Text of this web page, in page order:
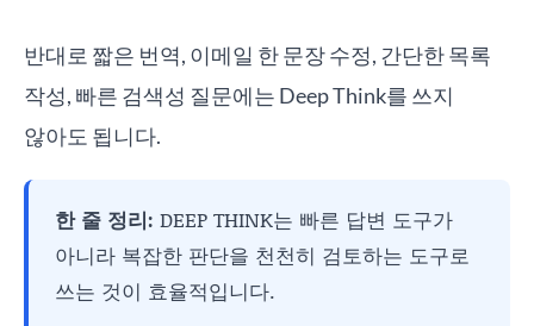
반대로 짧은 번역, 이메일 한 문장 수정, 간단한 목록
작성, 빠른 검색성 질문에는 Deep Think를 쓰지
않아도 됩니다.
한 줄 정리: DEEP THINK는 빠른 답변 도구가
아니라 복잡한 판단을 천천히 검토하는 도구로
쓰는 것이 효율적입니다.